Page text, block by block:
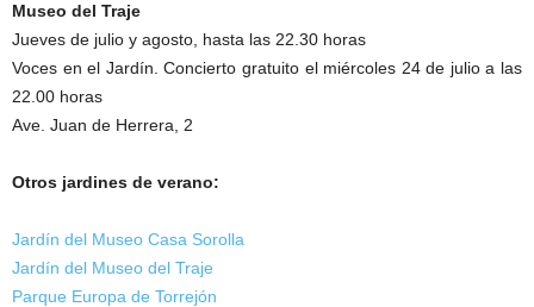
Museo del Traje
Jueves de julio y agosto, hasta las 22.30 horas
Voces en el Jardín. Concierto gratuito el miércoles 24 de julio a las
22.00 horas
Ave. Juan de Herrera, 2
Otros jardines de verano:
Jardín del Museo Casa Sorolla
Jardín del Museo del Traje
Parque Europa de Torrejón